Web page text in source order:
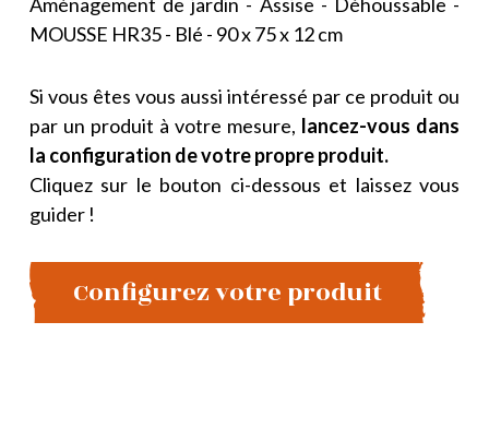
MOUSSE HR35 - Blé - 90 x 75 x 12 cm
Si vous êtes vous aussi intéressé par ce produit ou
par un produit à votre mesure, lancez-vous dans
la configuration de votre propre produit.
Cliquez sur le bouton ci-dessous et laissez vous
guider !
Configurez votre produit